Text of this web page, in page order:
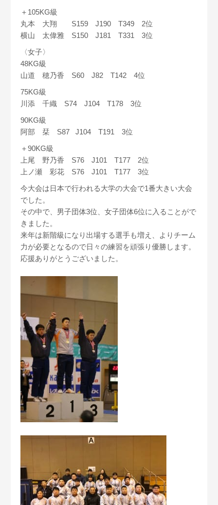
＋105KG級
丸本 大翔 S159 J190 T349 2位
横山 太偉雅 S150 J181 T331 3位
〈女子〉
48KG級
山道 穂乃香 S60 J82 T142 4位
75KG級
川添 千織 S74 J104 T178 3位
90KG級
阿部 栞 S87 J104 T191 3位
＋90KG級
上尾 野乃香 S76 J101 T177 2位
上ノ瀬 彩花 S76 J101 T177 3位
今大会は日本で行われる大学の大会で1番大きい大会
でした。
その中で、男子団体3位、女子団体6位に入ることがで
きました。
来年は新階級になり出場する選手も増え、よりチーム
力が必要となるので日々の練習を頑張り優勝します。
応援ありがとうございました。